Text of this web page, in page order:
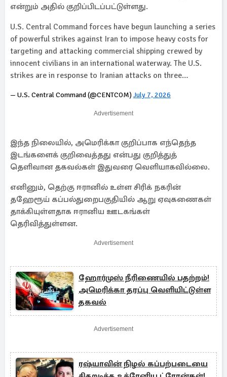
என்றும் அதில் குறிப்பிடப்பட்டுள்ளது.
U.S. Central Command forces have begun launching a series
of powerful strikes against Iran to impose heavy costs for
targeting and attacking commercial shipping crewed by
innocent civilians in an international waterway. The U.S.
strikes are in response to Iranian attacks on three…
— U.S. Central Command (@CENTCOM) July 7, 2026
Advertisement
இந்த நிலையில், அமெரிக்கா குறிப்பாக எந்தெந்த
இடங்களைக் குறிவைத்தது என்பது குறித்துத்
தெளிவான தகவல்கள் இதுவரை வெளியாகவில்லை.
எனினும், தெற்கு ஈரானில் உள்ள சிரிக் நகரின்
தஹேரூய் கப்பல்துறைபகுதியில் ஆறு ஏவுகணைகள்
தாக்கியுள்ளதாக ஈரானிய ஊடகங்கள்
தெரிவித்துள்ளன.
Advertisement
ஹோர்முஸ் நீரிணையில் பதற்றம்!
அமெரிக்கா தரப்பு வெளியிட்டுள்ள
தகவல்
Advertisement
ரஷ்யாவின் நிழல் கப்பற்படையை